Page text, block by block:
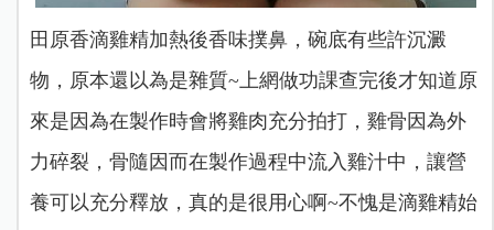
田原香滴雞精加熱後香味撲鼻，碗底有些許沉澱
物，原本還以為是雜質~上網做功課查完後才知道原
來是因為在製作時會將雞肉充分拍打，雞骨因為外
力碎裂，骨隨因而在製作過程中流入雞汁中，讓營
養可以充分釋放，真的是很用心啊~不愧是滴雞精始